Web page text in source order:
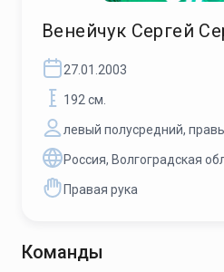
Венейчук Сергей
27.01.2003
192 см.
левый полусредний,
Россия, Волгоградская
Правая рука
Команды